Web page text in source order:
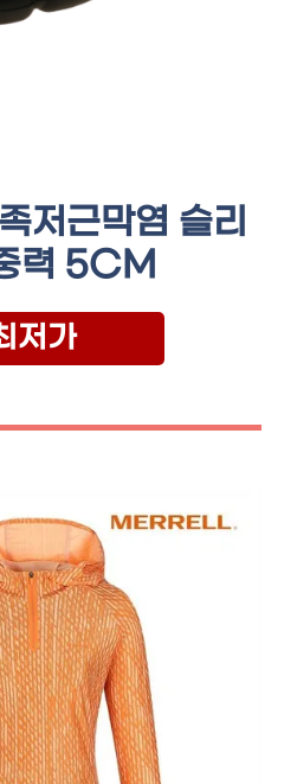
저근막염 슬리
력 5CM
저가